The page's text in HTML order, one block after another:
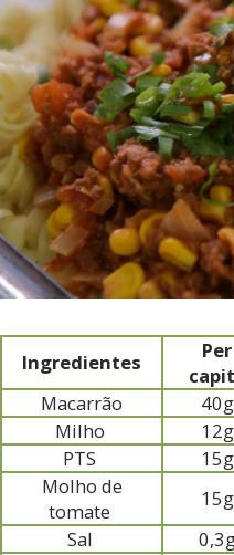
Ingredientes
Per
Macarrão
40g
Milho
12g
PTS
15g
Molho de
tomate
15g
Sal